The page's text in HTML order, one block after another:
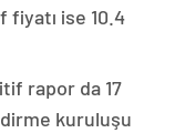
fiyatı ise 10.4
rapor da 17
kuruluşu